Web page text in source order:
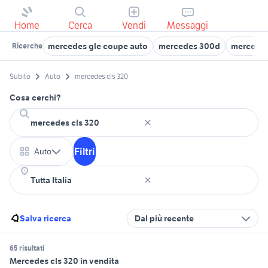
Home Cerca Vendi Messaggi
Ricerche mercedes gle coupe auto mercedes 300d
Subito Auto mercedes cls 320
Cosa cerchi?
Auto Filtri
Salva ricerca Dal più recente
65 risultati
Mercedes cls 320 in vendita